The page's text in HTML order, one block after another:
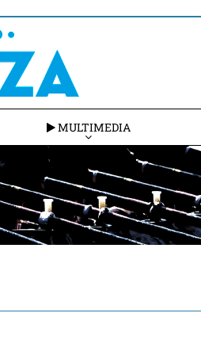
MULTIMEDIA